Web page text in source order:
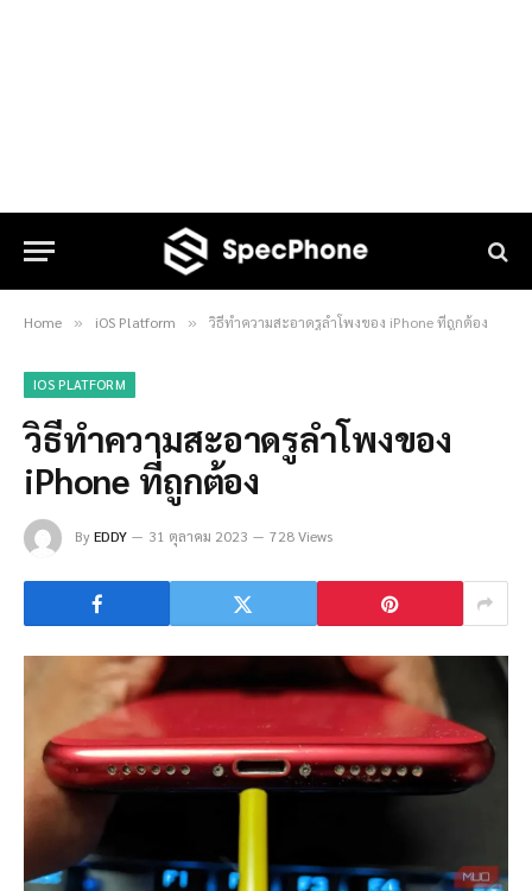
Home » iOS Platform » วิธีทำความสะอาดรูลำโพงของ iPhone ที่ถูกต้อง
IOS PLATFORM
วิธีทำความสะอาดรูลำโพงของ
iPhone ที่ถูกต้อง
ByEDDY 31 ตุลาคม 2023 728 Views